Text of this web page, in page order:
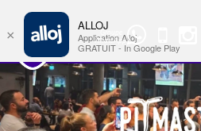
Groupe
WhatsApp
×
ALLOJ
Application Alloj
GRATUIT - In Google Play